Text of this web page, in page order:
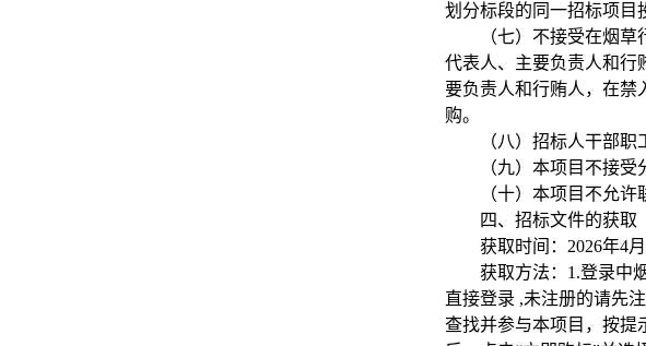
划分标段的同一招标项目
（七）不接受在烟
代表人、主要负责人和行
要负责人和行贿人，在禁
购。
（八）招标人干部
（九）本项目不接受
（十）本项目不允许
四、招标文件的获取
获取时间：2026年4
获取方法：1.登录中
直接登录 ,未注册的请先
查找并参与本项目，按提